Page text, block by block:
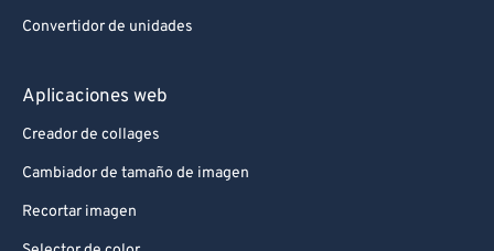
Convertidor de unidades
Aplicaciones web
Creador de collages
Cambiador de tamaño de imagen
Recortar imagen